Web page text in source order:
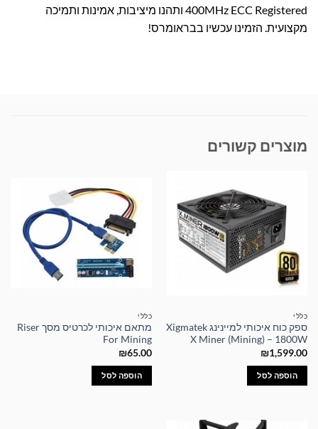
400MHz ECC Registered ותהנו מיציבות, אמינות ותמיכה
מקצועית. הזמינו עכשיו בבראומרס!
מוצרים קשורים
כללי
ספק כוח איכותי למיינינג Xigmatek
X Miner (Mining) – 1800W
₪1,599.00
הוספה לסל
כללי
מתאם איכותי לכרטיס מסך Riser
For Mining
₪65.00
הוספה לסל